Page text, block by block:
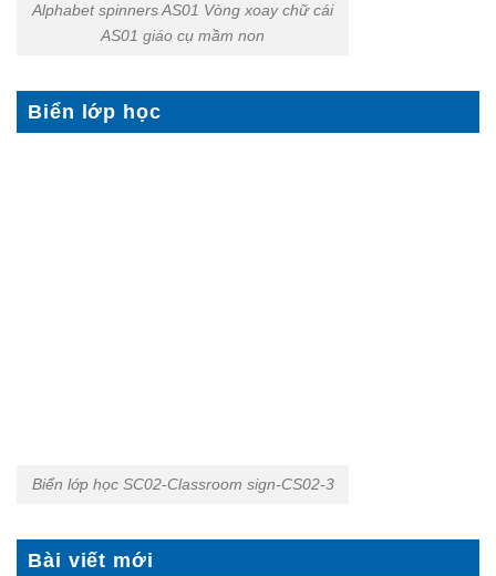
Alphabet spinners AS01 Vòng xoay chữ cái
AS01 giáo cụ mầm non
Biển lớp học
Biển lớp học SC02-Classroom sign-CS02-3
Bài viết mới